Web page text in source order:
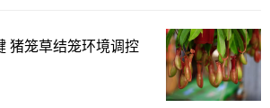
猪笼草结笼环境调控